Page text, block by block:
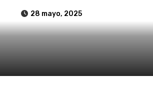
28 mayo, 2025